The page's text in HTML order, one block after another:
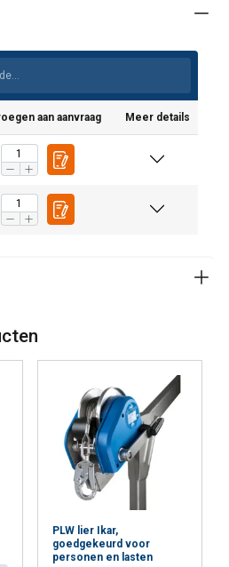
aan aanvraag Meer details
PLW lier Ikar,
goedgekeurd voor
personen en lasten
DUTCH